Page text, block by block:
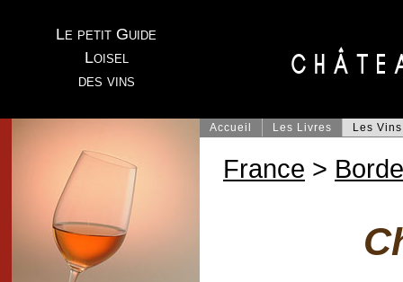
Le petit Guide
Loisel
des vins
Accueil Les Livres Les Vins
France >